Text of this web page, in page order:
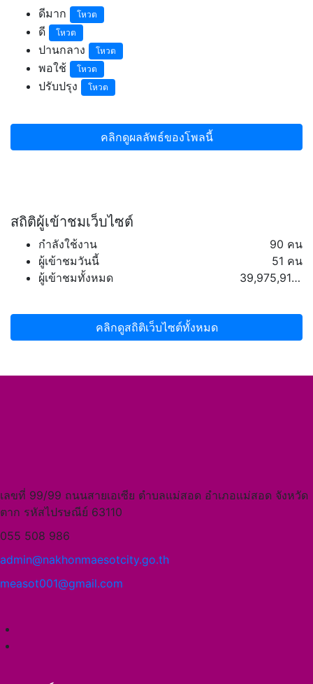
ดีมาก โหวต
ดี โหวต
ปานกลาง โหวต
พอใช้ โหวต
ปรับปรุง โหวต
คลิกดูผลลัพธ์ของโพลนี้
สถิติผู้เข้าชมเว็บไซต์
กำลังใช้งาน
90 คน
ผู้เข้าชมวันนี้
51 คน
ผู้เข้าชมทั้งหมด
39,975,917 คน
คลิกดูสถิติเว็บไซต์ทั้งหมด
เลขที่ 99/99 ถนนสายเอเซีย ตำบลแม่สอด อำเภอแม่สอด จังหวัด
ตาก รหัสไปรษณีย์ 63110
055 508 986
admin@nakhonmaesotcity.go.th
measot001@gmail.com